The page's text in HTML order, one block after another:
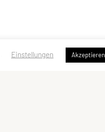
Einstellungen Akzeptieren